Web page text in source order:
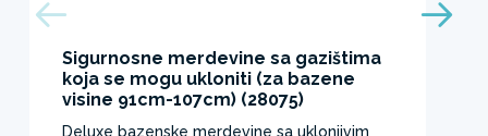
Sigurnosne merdevine sa gazištima
koja se mogu ukloniti (za bazene
visine 91cm-107cm) (28075)
Deluxe bazenske merdevine sa uklonjivim